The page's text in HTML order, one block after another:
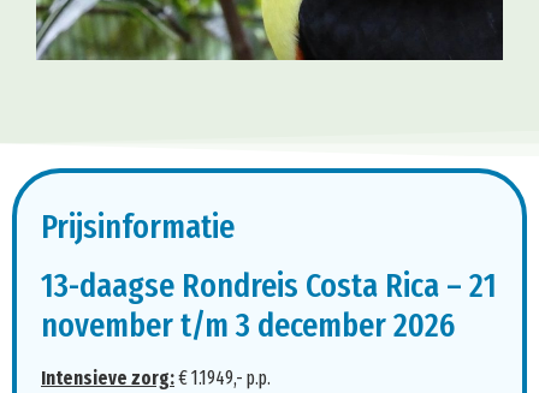
Prijsinformatie
13-daagse Rondreis Costa Rica – 21
november t/m 3 december 2026
Intensieve zorg:€ 1.1949,- p.p.